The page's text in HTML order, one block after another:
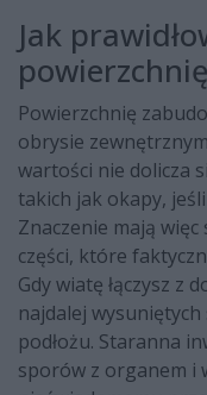
Jak
Powierzchnię
obrysie
wartości nie dolicza
takich jak okapy,
Znaczenie mają
części, które
Gdy wiatę łączysz z
najdalej
podłożu. Staranna
sporów z organem i